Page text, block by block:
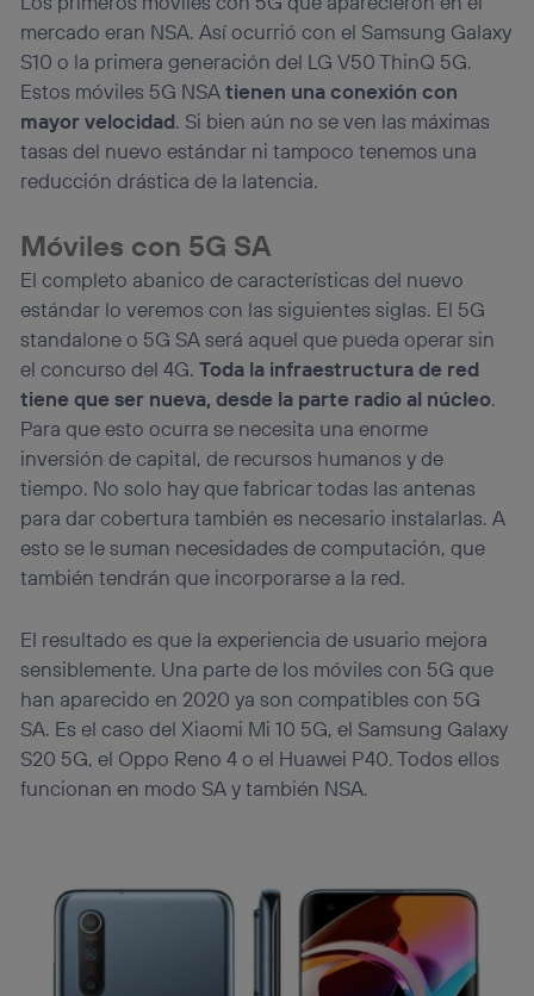
mercado eran NSA. Así ocurrió con el Samsung Galaxy
S10 o la primera generación del LG V50 ThinQ 5G.
Estos móviles 5G NSAtienen una conexión con
mayor velocidad. Si bien aún no se ven las máximas
tasas del nuevo estándar ni tampoco tenemos una
reducción drástica de la latencia.
Móviles con 5G SA
El completo abanico de características del nuevo
estándar lo veremos con las siguientes siglas. El 5G
standalone o 5G SA será aquel que pueda operar sin
el concurso del 4G.Toda la infraestructura de red
tiene que ser nueva, desde la parte radio al núcleo.
Para que esto ocurra se necesita una enorme
inversión de capital, de recursos humanos y de
tiempo. No solo hay que fabricar todas las antenas
para dar cobertura también es necesario instalarlas. A
esto se le suman necesidades de computación, que
también tendrán que incorporarse a la red.
El resultado es que la experiencia de usuario mejora
sensiblemente. Una parte de los móviles con 5G que
han aparecido en 2020 ya son compatibles con 5G
SA. Es el caso del Xiaomi Mi 10 5G, el Samsung Galaxy
S20 5G, el Oppo Reno 4 o el Huawei P40. Todos ellos
funcionan en modo SA y también NSA.